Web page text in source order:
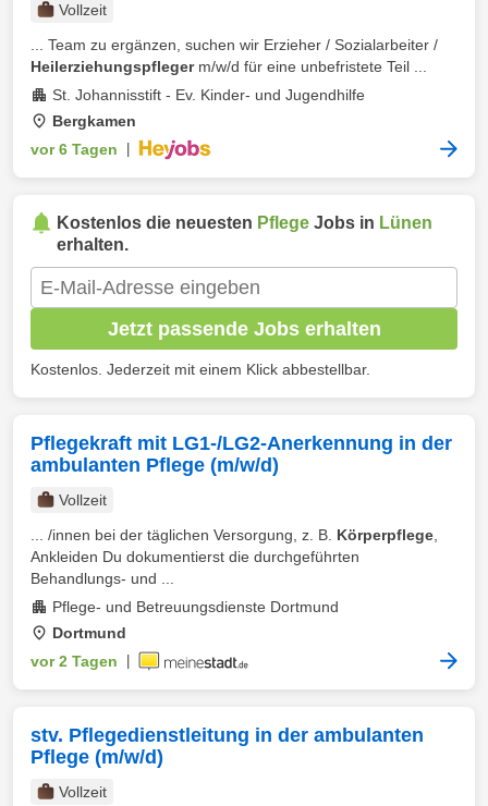
Vollzeit
... Team zu ergänzen, suchen wir Erzieher / Sozialarbeiter /
Heilerziehungspflegerm/w/d für eine unbefristete Teil ...
St. Johannisstift - Ev. Kinder- und Jugendhilfe
Bergkamen
vor 6 Tagen
Kostenlos die neuesten Pflege Jobs in Lünen
erhalten.
Jetzt passende Jobs erhalten
Kostenlos. Jederzeit mit einem Klick abbestellbar.
Pflegekraft mit LG1-/LG2-Anerkennung in der
ambulanten Pflege (m/w/d)
Vollzeit
... /innen bei der täglichen Versorgung, z. B. Körperpflege
Ankleiden Du dokumentierst die durchgeführten
Behandlungs- und ...
Pflege- und Betreuungsdienste Dortmund
Dortmund
vor 2 Tagen
stv. Pflegedienstleitung in der ambulanten
Pflege (m/w/d)
Vollzeit